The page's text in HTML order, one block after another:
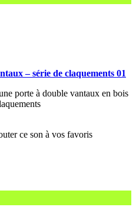
– série de claquements 01
porte à double vantaux en bois